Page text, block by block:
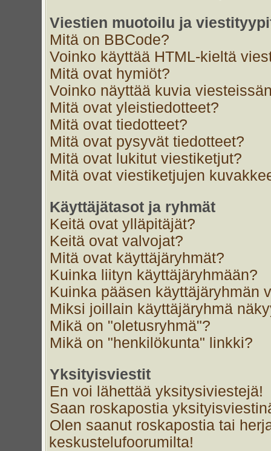
Viestien muotoilu ja
Mitä on BBCode?
Voinko käyttää HTML-kieltä
Mitä ovat hymiöt?
Voinko näyttää kuvia
Mitä ovat yleistiedotteet?
Mitä ovat tiedotteet?
Mitä ovat pysyvät tiedotteet?
Mitä ovat lukitut viestiketjut?
Mitä ovat viestiketjujen
Käyttäjätasot ja ryhmät
Keitä ovat ylläpitäjät?
Keitä ovat valvojat?
Mitä ovat käyttäjäryhmät?
Kuinka liityn käyttäjäryhmään?
Kuinka pääsen käyttäjäryhmän
Miksi joillain käyttäjäryhmä
Mikä on "oletusryhmä"?
Mikä on "henkilökunta" linkki?
Yksityisviestit
En voi lähettää yksitysiviestejä!
Saan roskapostia
Olen saanut roskapostia tai
keskustelufoorumilta!